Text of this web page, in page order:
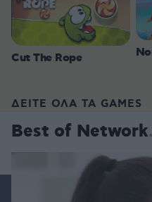
Cut The Rope
ΔΕΙΤΕ ΟΛΑ ΤΑ GAMES
Best of Network